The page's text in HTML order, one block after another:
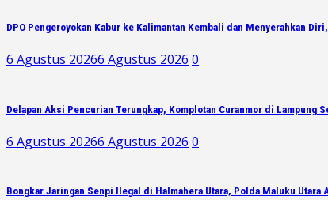
DPO Pengeroyokan Kabur ke Kalimantan Kembali dan Menyerahkan
6 Agustus 20266 Agustus 2026 0
Delapan Aksi Pencurian Terungkap, Komplotan Curanmor di Lampung
6 Agustus 20266 Agustus 2026 0
Bongkar Jaringan Senpi Ilegal di Halmahera Utara, Polda Maluku Utara